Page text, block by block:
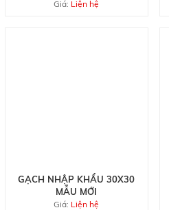
Giá: Liện hệ
GẠCH NHẬP KHẨU 30X30
MẪU MỚI
Giá: Liện hệ